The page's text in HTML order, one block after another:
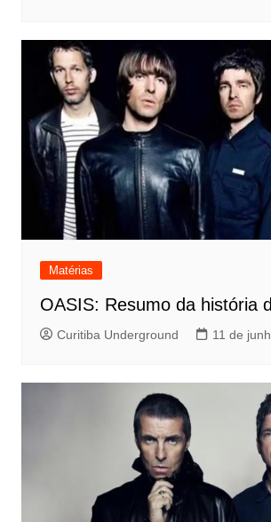
Matérias
OASIS: Resumo da história
Curitiba Underground 11 de